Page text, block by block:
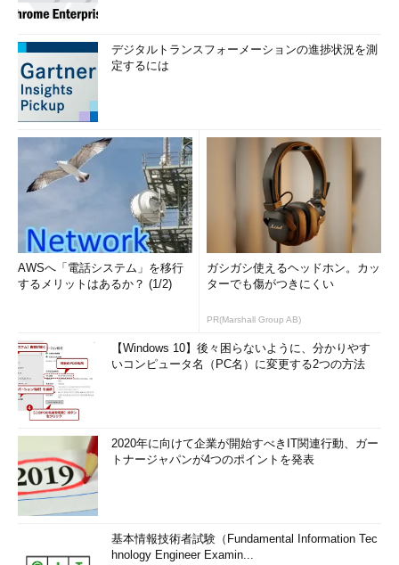
デジタルトランスフォーメーションの進捗状況を測
定するには
AWSへ「電話システム」を移行
するメリットはあるか？ (1/2)
ガシガシ使えるヘッドホン。カッ
ターでも傷がつきにくい
PR(Marshall Group AB)
【Windows 10】後々困らないように、分かりやす
いコンピュータ名（PC名）に変更する2つの方法
2020年に向けて企業が開始すべきIT関連行動、ガー
トナージャパンが4つのポイントを発表
基本情報技術者試験（Fundamental Information Tec
hnology Engineer Examin...